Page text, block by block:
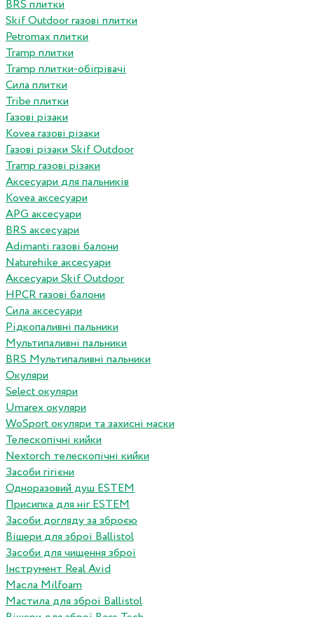
BRS плитки
Skif Outdoor газові плитки
Petromax плитки
Tramp плитки
Tramp плитки-обігрівачі
Сила плитки
Tribe плитки
Газові різаки
Kovea газові різаки
Газові різаки Skif Outdoor
Tramp газові різаки
Аксесуари для пальників
Kovea аксесуари
APG аксесуари
BRS аксесуари
Adimanti газові балони
Naturehike аксесуари
Аксесуари Skif Outdoor
HPCR газові балони
Сила аксесуари
Рідкопаливні пальники
Мультипаливні пальники
BRS Мультипаливні пальники
Окуляри
Select окуляри
Umarex окуляри
WoSport окуляри та захисні маски
Телескопічні кийки
Nextorch телескопічні кийки
Засоби гігієни
Одноразовий душ ESTEM
Присипка для ніг ESTEM
Засоби догляду за зброєю
Вішери для зброї Ballistol
Засоби для чищення зброї
Інструмент Real Avid
Масла Milfoam
Мастила для зброї Ballistol